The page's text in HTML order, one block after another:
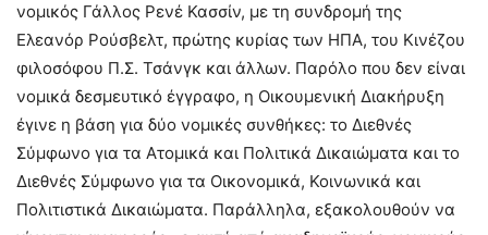
νομικός Γάλλος Ρενέ Κασσίν, με τη συνδρομή της
Ελεανόρ Ρούσβελτ, πρώτης κυρίας των ΗΠΑ, του Κινέζου
φιλοσόφου Π.Σ. Τσάνγκ και άλλων. Παρόλο που δεν είναι
νομικά δεσμευτικό έγγραφο, η Οικουμενική Διακήρυξη
έγινε η βάση για δύο νομικές συνθήκες: το Διεθνές
Σύμφωνο για τα Ατομικά και Πολιτικά Δικαιώματα και το
Διεθνές Σύμφωνο για τα Οικονομικά, Κοινωνικά και
Πολιτιστικά Δικαιώματα. Παράλληλα, εξακολουθούν να